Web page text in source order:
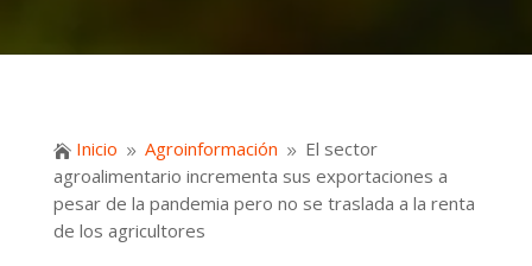
 Inicio 9 Agroinformación 9 El sector
agroalimentario incrementa sus exportaciones a
pesar de la pandemia pero no se traslada a la renta
de los agricultores